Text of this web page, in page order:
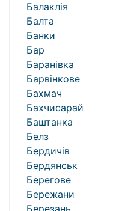
Балаклія
Балта
Банки
Бар
Баранівка
Барвінкове
Бахмач
Бахчисарай
Баштанка
Белз
Бердичів
Бердянськ
Берегове
Бережани
Березань